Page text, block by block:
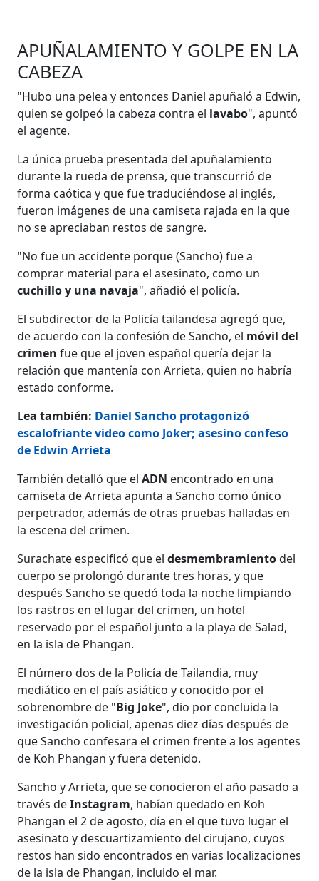
APUÑALAMIENTO Y GOLPE EN LA
CABEZA
"Hubo una pelea y entonces Daniel apuñaló a Edwin,
quien se golpeó la cabeza contra el lavabo", apuntó
el agente.
La única prueba presentada del apuñalamiento
durante la rueda de prensa, que transcurrió de
forma caótica y que fue traduciéndose al inglés,
fueron imágenes de una camiseta rajada en la que
no se apreciaban restos de sangre.
"No fue un accidente porque (Sancho) fue a
comprar material para el asesinato, como un
cuchillo y una navaja", añadió el policía.
El subdirector de la Policía tailandesa agregó que,
de acuerdo con la confesión de Sancho, el móvil del
crimen fue que el joven español quería dejar la
relación que mantenía con Arrieta, quien no habría
estado conforme.
Lea también: Daniel Sancho protagonizó
escalofriante video como Joker; asesino confeso
de Edwin Arrieta
También detalló que elADN encontrado en una
camiseta de Arrieta apunta a Sancho como único
perpetrador, además de otras pruebas halladas en
la escena del crimen.
Surachate especificó que eldesmembramientodel
cuerpo se prolongó durante tres horas, y que
después Sancho se quedó toda la noche limpiando
los rastros en el lugar del crimen, un hotel
reservado por el español junto a la playa de Salad,
en la isla de Phangan.
El número dos de la Policía de Tailandia, muy
mediático en el país asiático y conocido por el
sobrenombre de "Big Joke", dio por concluida la
investigación policial, apenas diez días después de
que Sancho confesara el crimen frente a los agentes
de Koh Phangan y fuera detenido.
Sancho y Arrieta, que se conocieron el año pasado a
través deInstagram, habían quedado en Koh
Phangan el 2 de agosto, día en el que tuvo lugar el
asesinato y descuartizamiento del cirujano, cuyos
restos han sido encontrados en varias localizaciones
de la isla de Phangan, incluido el mar.